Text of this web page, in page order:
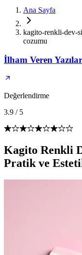
Ana Sayfa
kagito-renkli-dev-
cozumu
İlham Veren Yazılar
Değerlendirme
3.9 / 5
Kagito Renkli
Pratik ve